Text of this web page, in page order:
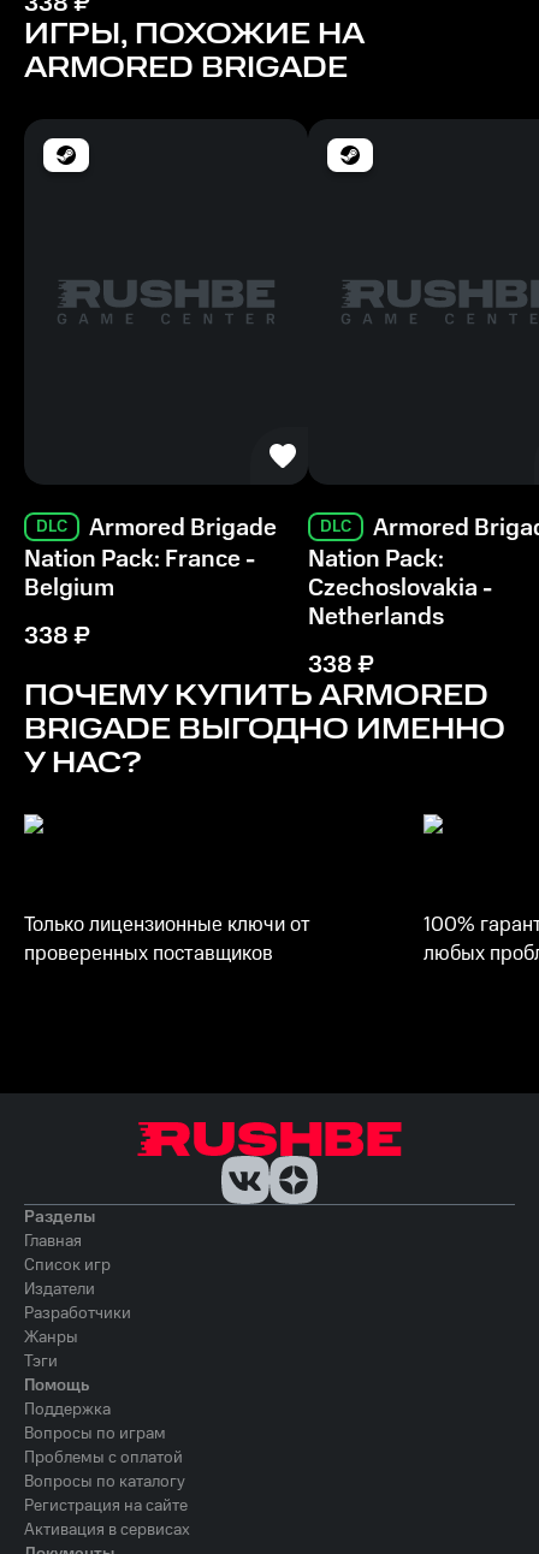
Память
Место на диске
1 ГБ
ИГРЫ, ПОХОЖИЕ НА
ARMORED BRIGADE
DLC
Armored Brigade
Nation Pack: France -
Belgium
338₽
DLC
Armored
Nation Pack:
Czechoslovakia -
Netherlands
338₽
ПОЧЕМУ КУПИТЬARMORED
BRIGADE ВЫГОДНО ИМЕННО
У НАС?
Только лицензионные ключи от
проверенных поставщиков
100%
любых
Разделы
Главная
Список игр
Издатели
Разработчики
Жанры
Тэги
Помощь
Поддержка
Вопросы по играм
Проблемы с оплатой
Вопросы по каталогу
Регистрация на сайте
Активация в сервисах